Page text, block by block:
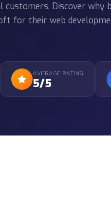
customers. Discover why
for their web
AVERAGE RATING
5/5